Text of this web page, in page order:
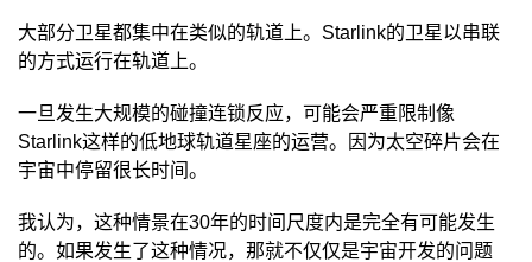
大部分卫星都集中在类似的轨道上。Starlink的卫星以串联
的方式运行在轨道上。
一旦发生大规模的碰撞连锁反应，可能会严重限制像
Starlink这样的低地球轨道星座的运营。因为太空碎片会在
宇宙中停留很长时间。
我认为，这种情景在30年的时间尺度内是完全有可能发生
的。如果发生了这种情况，那就不仅仅是宇宙开发的问题